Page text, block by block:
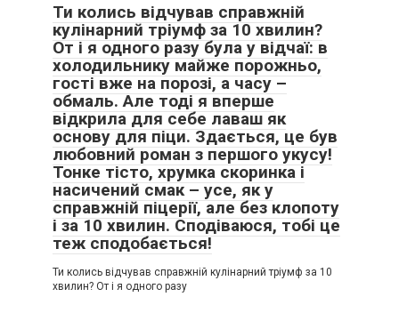
Ти колись відчував справжній
кулінарний тріумф за 10 хвилин?
От і я одного разу була у відчаї: в
холодильнику майже порожньо,
гості вже на порозі, а часу –
обмаль. Але тоді я вперше
відкрила для себе лаваш як
основу для піци. Здається, це був
любовний роман з першого укусу!
Тонке тісто, хрумка скоринка і
насичений смак – усе, як у
справжній піцерії, але без клопоту
і за 10 хвилин. Сподіваюся, тобі це
теж сподобається!
Ти колись відчував справжній кулінарний тріумф за 10
хвилин? От і я одного разу